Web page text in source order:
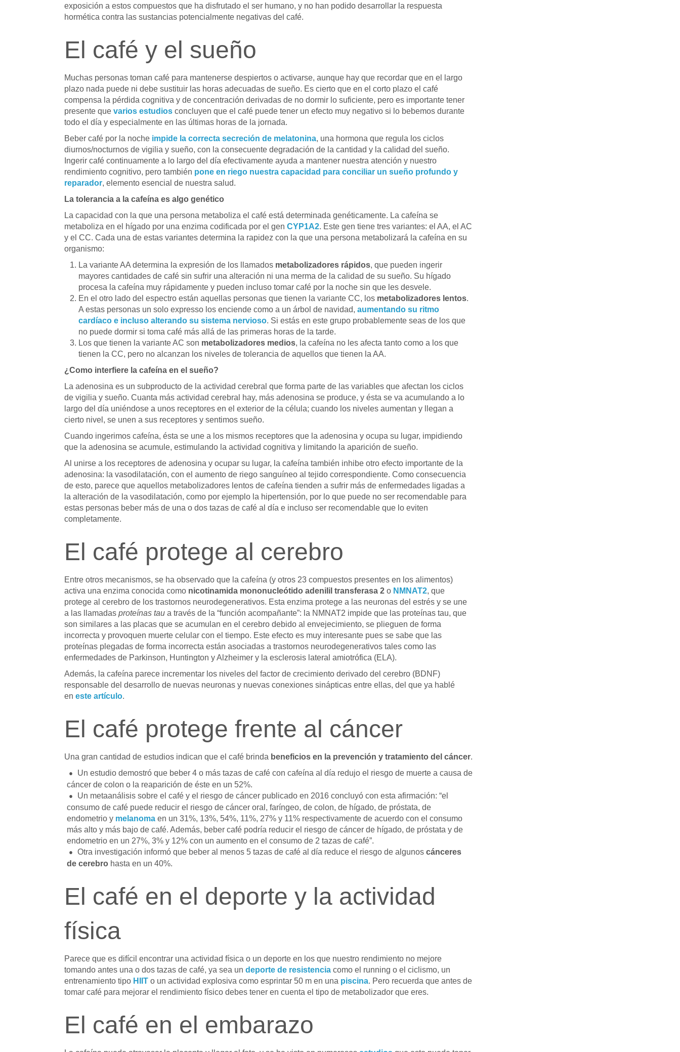
exposición a estos compuestos que ha disfrutado el ser humano, y no han podido desarrollar la respuesta
hormética contra las sustancias potencialmente negativas del café.
El café y el sueño
Muchas personas toman café para mantenerse despiertos o activarse, aunque hay que recordar que en el largo
plazo nada puede ni debe sustituir las horas adecuadas de sueño. Es cierto que en el corto plazo el café
compensa la pérdida cognitiva y de concentración derivadas de no dormir lo suficiente, pero es importante tener
presente que varios estudios concluyen que el café puede tener un efecto muy negativo si lo bebemos durante
todo el día y especialmente en las últimas horas de la jornada.
Beber café por la noche impide la correcta secreción de melatonina, una hormona que regula los ciclos
diurnos/nocturnos de vigilia y sueño, con la consecuente degradación de la cantidad y la calidad del sueño.
Ingerir café continuamente a lo largo del día efectivamente ayuda a mantener nuestra atención y nuestro
rendimiento cognitivo, pero también pone en riego nuestra capacidad para conciliar un sueño profundo y
reparador, elemento esencial de nuestra salud.
La tolerancia a la cafeína es algo genético
La capacidad con la que una persona metaboliza el café está determinada genéticamente. La cafeína se
metaboliza en el hígado por una enzima codificada por el gen CYP1A2. Este gen tiene tres variantes: el AA, el AC
y el CC. Cada una de estas variantes determina la rapidez con la que una persona metabolizará la cafeína en su
organismo:
La variante AA determina la expresión de los llamados metabolizadores rápidos, que pueden ingerir
mayores cantidades de café sin sufrir una alteración ni una merma de la calidad de su sueño. Su hígado
procesa la cafeína muy rápidamente y pueden incluso tomar café por la noche sin que les desvele.
En el otro lado del espectro están aquellas personas que tienen la variante CC, los metabolizadores lentos.
A estas personas un solo expresso los enciende como a un árbol de navidad, aumentando su ritmo
cardíaco e incluso alterando su sistema nervioso. Si estás en este grupo probablemente seas de los que
no puede dormir si toma café más allá de las primeras horas de la tarde.
Los que tienen la variante AC son metabolizadores medios, la cafeína no les afecta tanto como a los que
tienen la CC, pero no alcanzan los niveles de tolerancia de aquellos que tienen la AA.
¿Como interfiere la cafeína en el sueño?
La adenosina es un subproducto de la actividad cerebral que forma parte de las variables que afectan los ciclos
de vigilia y sueño. Cuanta más actividad cerebral hay, más adenosina se produce, y ésta se va acumulando a lo
largo del día uniéndose a unos receptores en el exterior de la célula; cuando los niveles aumentan y llegan a
cierto nivel, se unen a sus receptores y sentimos sueño.
Cuando ingerimos cafeína, ésta se une a los mismos receptores que la adenosina y ocupa su lugar, impidiendo
que la adenosina se acumule, estimulando la actividad cognitiva y limitando la aparición de sueño.
Al unirse a los receptores de adenosina y ocupar su lugar, la cafeína también inhibe otro efecto importante de la
adenosina: la vasodilatación, con el aumento de riego sanguíneo al tejido correspondiente. Como consecuencia
de esto, parece que aquellos metabolizadores lentos de cafeína tienden a sufrir más de enfermedades ligadas a
la alteración de la vasodilatación, como por ejemplo la hipertensión, por lo que puede no ser recomendable para
estas personas beber más de una o dos tazas de café al día e incluso ser recomendable que lo eviten
completamente.
El café protege al cerebro
Entre otros mecanismos, se ha observado que la cafeína (y otros 23 compuestos presentes en los alimentos)
activa una enzima conocida como nicotinamida mononucleótido adenilil transferasa 2 o NMNAT2, que
protege al cerebro de los trastornos neurodegenerativos. Esta enzima protege a las neuronas del estrés y se une
a las llamadas proteínas tau a través de la “función acompañante”: la NMNAT2 impide que las proteínas tau, que
son similares a las placas que se acumulan en el cerebro debido al envejecimiento, se plieguen de forma
incorrecta y provoquen muerte celular con el tiempo. Este efecto es muy interesante pues se sabe que las
proteínas plegadas de forma incorrecta están asociadas a trastornos neurodegenerativos tales como las
enfermedades de Parkinson, Huntington y Alzheimer y la esclerosis lateral amiotrófica (ELA).
Además, la cafeína parece incrementar los niveles del factor de crecimiento derivado del cerebro (BDNF)
responsable del desarrollo de nuevas neuronas y nuevas conexiones sinápticas entre ellas, del que ya hablé
en este artículo.
El café protege frente al cáncer
Una gran cantidad de estudios indican que el café brinda beneficios en la prevención y tratamiento del cáncer.
Un estudio demostró que beber 4 o más tazas de café con cafeína al día redujo el riesgo de muerte a causa de
cáncer de colon o la reaparición de éste en un 52%.
Un metaanálisis sobre el café y el riesgo de cáncer publicado en 2016 concluyó con esta afirmación: “el
consumo de café puede reducir el riesgo de cáncer oral, faríngeo, de colon, de hígado, de próstata, de
endometrio y melanoma en un 31%, 13%, 54%, 11%, 27% y 11% respectivamente de acuerdo con el consumo
más alto y más bajo de café. Además, beber café podría reducir el riesgo de cáncer de hígado, de próstata y de
endometrio en un 27%, 3% y 12% con un aumento en el consumo de 2 tazas de café”.
Otra investigación informó que beber al menos 5 tazas de café al día reduce el riesgo de algunos cánceres
de cerebro hasta en un 40%.
El café en el deporte y la actividad
física
Parece que es difícil encontrar una actividad física o un deporte en los que nuestro rendimiento no mejore
tomando antes una o dos tazas de café, ya sea un deporte de resistencia como el running o el ciclismo, un
entrenamiento tipo HIIT o un actividad explosiva como esprintar 50 m en una piscina. Pero recuerda que antes de
tomar café para mejorar el rendimiento físico debes tener en cuenta el tipo de metabolizador que eres.
El café en el embarazo